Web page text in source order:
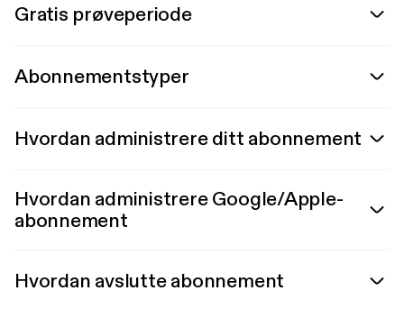
Gratis prøveperiode
Abonnementstyper
Hvordan administrere ditt abonnement
Hvordan administrere Google/Apple-
abonnement
Hvordan avslutte abonnement